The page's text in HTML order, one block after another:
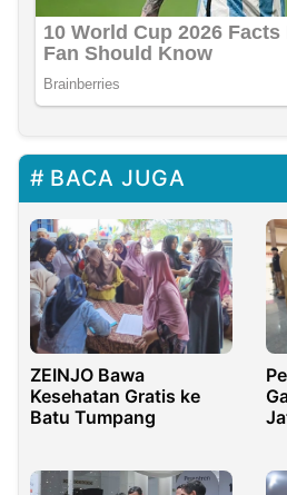
BACA JUGA
ZEINJO Bawa
Kesehatan Gratis ke
Batu Tumpang